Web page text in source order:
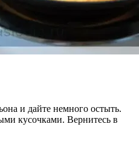
и дайте немного остыть.
кусочками. Вернитесь в